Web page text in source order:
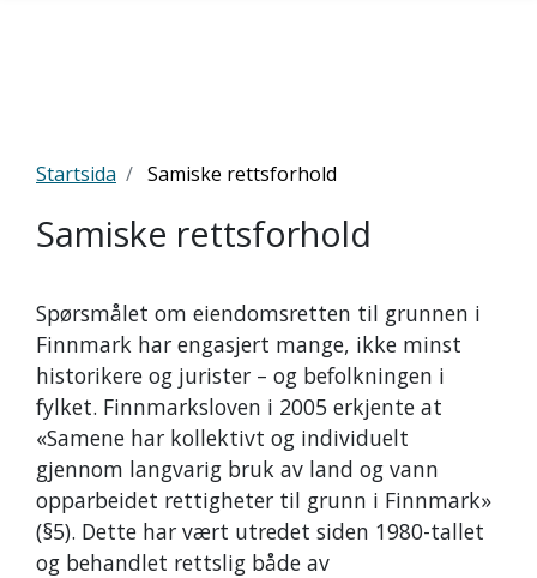
Startsida Samiske rettsforhold
Samiske rettsforhold
Spørsmålet om eiendomsretten til grunnen i
Finnmark har engasjert mange, ikke minst
historikere og jurister – og befolkningen i
fylket. Finnmarksloven i 2005 erkjente at
«Samene har kollektivt og individuelt
gjennom langvarig bruk av land og vann
opparbeidet rettigheter til grunn i Finnmark»
(§5). Dette har vært utredet siden 1980-tallet
og behandlet rettslig både av